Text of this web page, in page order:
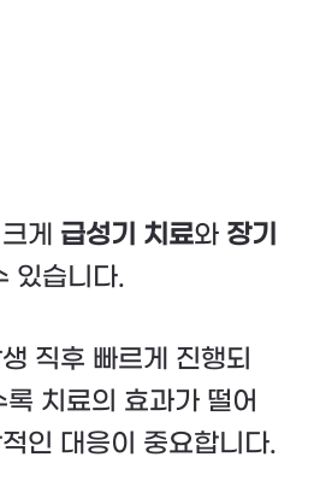
게 급성기 치료와 장기
있습니다.
직후 빠르게 진행되
치료의 효과가 떨어
인 대응이 중요합니다.